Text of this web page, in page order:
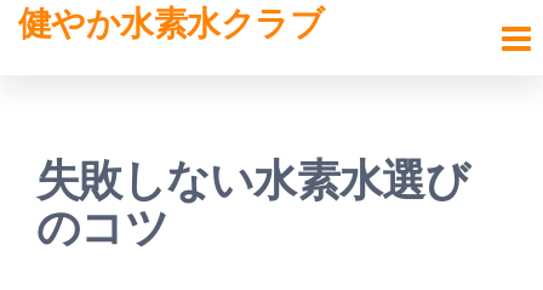
コ健やか水素水クラブ
失敗しない水素水選び
のコツ